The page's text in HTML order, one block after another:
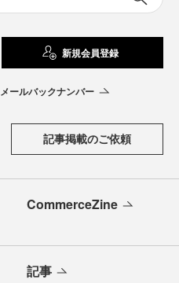
新規会員登録
メールバックナンバー
記事掲載のご依頼
CommerceZine
記事